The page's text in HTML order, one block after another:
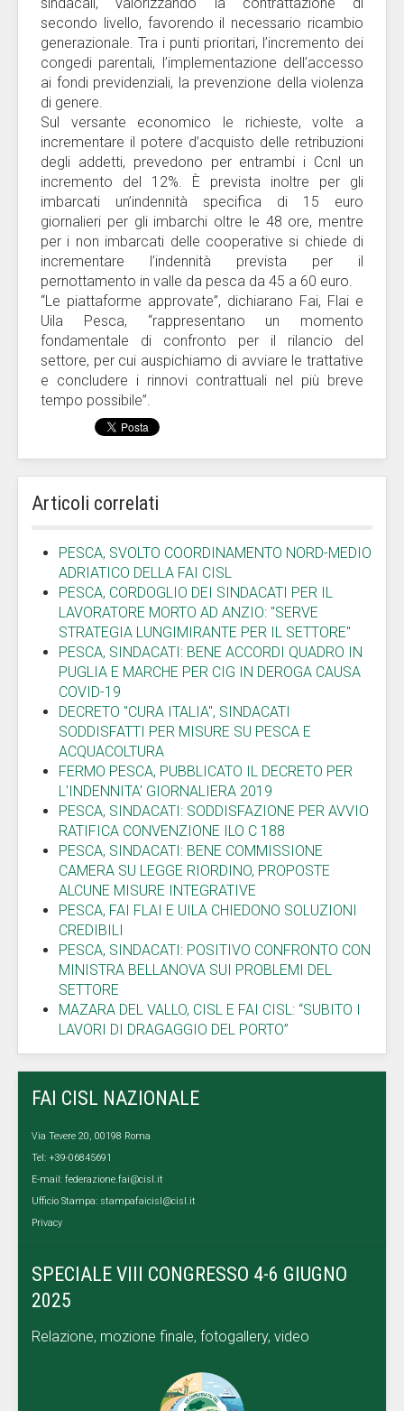
secondo livello, favorendo il necessario ricambio
generazionale. Tra i punti prioritari, l’incremento dei
congedi parentali, l’implementazione dell’accesso
ai fondi previdenziali, la prevenzione della violenza
di genere.
Sul versante economico le richieste, volte a
incrementare il potere d’acquisto delle retribuzioni
degli addetti, prevedono per entrambi i Ccnl un
incremento del 12%. È prevista inoltre per gli
imbarcati un’indennità specifica di 15 euro
giornalieri per gli imbarchi oltre le 48 ore, mentre
per i non imbarcati delle cooperative si chiede di
incrementare l’indennità prevista per il
pernottamento in valle da pesca da 45 a 60 euro.
“Le piattaforme approvate”, dichiarano Fai, Flai e
Uila Pesca, “rappresentano un momento
fondamentale di confronto per il rilancio del
settore, per cui auspichiamo di avviare le trattative
e concludere i rinnovi contrattuali nel più breve
tempo possibile”.
Articoli correlati
PESCA, SVOLTO COORDINAMENTO NORD-MEDIO
ADRIATICO DELLA FAI CISL
PESCA, CORDOGLIO DEI SINDACATI PER IL
LAVORATORE MORTO AD ANZIO: "SERVE
STRATEGIA LUNGIMIRANTE PER IL SETTORE"
PESCA, SINDACATI: BENE ACCORDI QUADRO IN
PUGLIA E MARCHE PER CIG IN DEROGA CAUSA
COVID-19
DECRETO "CURA ITALIA", SINDACATI
SODDISFATTI PER MISURE SU PESCA E
ACQUACOLTURA
FERMO PESCA, PUBBLICATO IL DECRETO PER
L'INDENNITA' GIORNALIERA 2019
PESCA, SINDACATI: SODDISFAZIONE PER AVVIO
RATIFICA CONVENZIONE ILO C 188
PESCA, SINDACATI: BENE COMMISSIONE
CAMERA SU LEGGE RIORDINO, PROPOSTE
ALCUNE MISURE INTEGRATIVE
PESCA, FAI FLAI E UILA CHIEDONO SOLUZIONI
CREDIBILI
PESCA, SINDACATI: POSITIVO CONFRONTO CON
MINISTRA BELLANOVA SUI PROBLEMI DEL
SETTORE
MAZARA DEL VALLO, CISL E FAI CISL: “SUBITO I
LAVORI DI DRAGAGGIO DEL PORTO”
FAI CISL NAZIONALE
Via Tevere 20, 00198 Roma
Tel: +39-06845691
E-mail: federazione.fai@cisl.it
Ufficio Stampa: stampafaicisl@cisl.it
Privacy
SPECIALE VIII CONGRESSO 4-6 GIUGNO
2025
Relazione, mozione finale, fotogallery, video